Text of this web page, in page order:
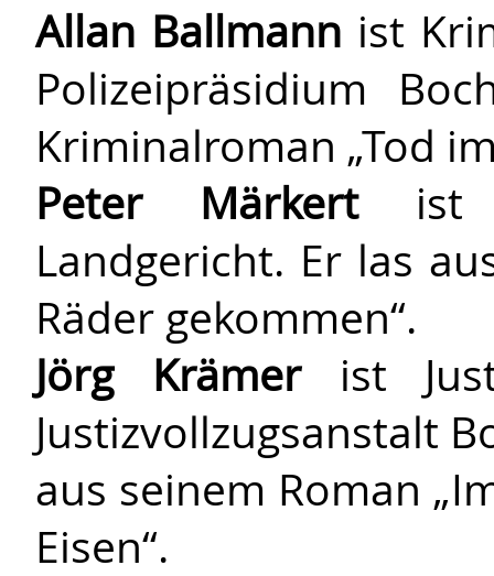
Allan Ballmann ist
Polizeipräsidium
Kriminalroman „Tod
Peter Märkertist
Landgericht. Er las
Räder gekommen“.
Jörg Krämerist
Justizvollzugsanstalt
aus seinem Roman
Eisen“.